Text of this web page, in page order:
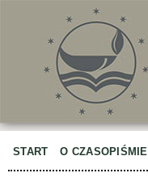
START O CZASOPIŚMIE